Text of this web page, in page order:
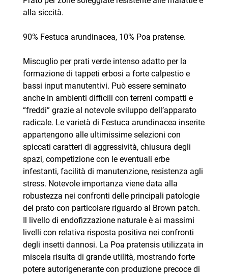
alla siccità.
90% Festuca arundinacea, 10% Poa pratense.
Miscuglio per prati verde intenso adatto per la
formazione di tappeti erbosi a forte calpestio e
bassi input manutentivi. Può essere seminato
anche in ambienti difficili con terreni compatti e
“freddi” grazie al notevole sviluppo dell’apparato
radicale. Le varietà di Festuca arundinacea inserite
appartengono alle ultimissime selezioni con
spiccati caratteri di aggressività, chiusura degli
spazi, competizione con le eventuali erbe
infestanti, facilità di manutenzione, resistenza agli
stress. Notevole importanza viene data alla
robustezza nei confronti delle principali patologie
del prato con particolare riguardo al Brown patch.
Il livello di endofizzazione naturale è ai massimi
livelli con relativa risposta positiva nei confronti
degli insetti dannosi. La Poa pratensis utilizzata in
miscela risulta di grande utilità, mostrando forte
potere autorigenerante con produzione precoce di